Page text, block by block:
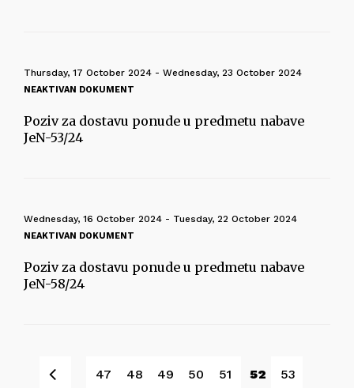
Thursday, 17 October 2024 - Wednesday, 23 October 2024
NEAKTIVAN DOKUMENT
Poziv za dostavu ponude u predmetu nabave
JeN-53/24
Wednesday, 16 October 2024 - Tuesday, 22 October 2024
NEAKTIVAN DOKUMENT
Poziv za dostavu ponude u predmetu nabave
JeN-58/24
Prev47 48 49 50 51 52 53